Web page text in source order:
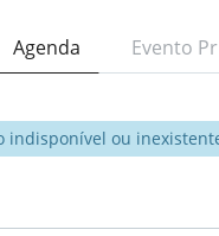
Agenda Evento
indisponível ou